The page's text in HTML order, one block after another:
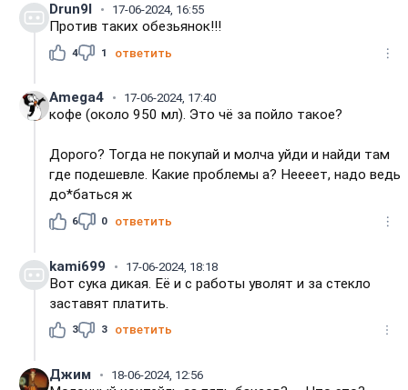
Drun9I 17-06-2024, 16:55
Против таких обезьянок!!!
4 1 ответить
Amega4 17-06-2024, 17:40
кофе (около 950 мл). Это чё за пойло такое?
Дорого? Тогда не покупай и молча уйди и найди там
где подешевле. Какие проблемы а? Неееет, надо ведь
до*баться ж
6 0 ответить
kami699 17-06-2024, 18:18
Вот сука дикая. Её и с работы уволят и за стекло
заставят платить.
3 3 ответить
Джим 18-06-2024, 12:56